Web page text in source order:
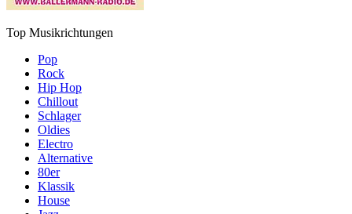
Top Musikrichtungen
Pop
Rock
Hip Hop
Chillout
Schlager
Oldies
Electro
Alternative
80er
Klassik
House